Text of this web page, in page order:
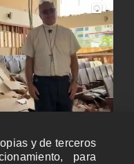
y de terceros
para